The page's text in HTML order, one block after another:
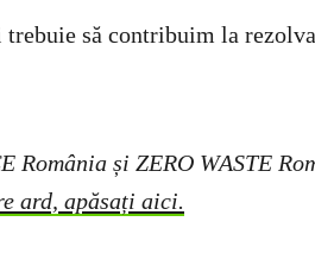
trebuie să contribuim la
România și ZERO WASTE
ard, apăsați aici.